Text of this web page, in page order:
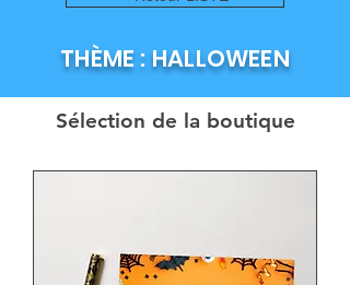
THÈME : HALLOWEEN
Sélection de la boutique